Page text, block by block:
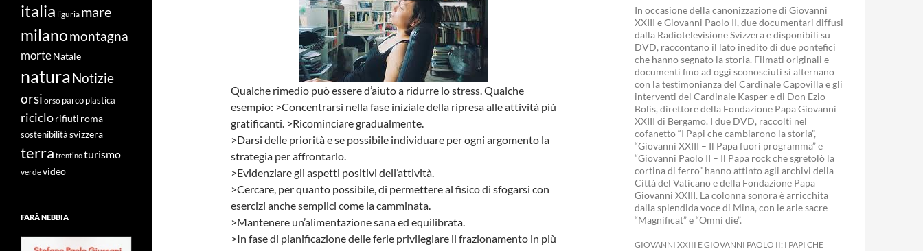
Qualche rimedio può essere d’aiuto a ridurre lo stress. Qualche
esempio: >Concentrarsi nella fase iniziale della ripresa alle attività più
gratificanti. >Ricominciare gradualmente.
>Darsi delle priorità e se possibile individuare per ogni argomento la
strategia per affrontarlo.
>Evidenziare gli aspetti positivi dell’attività.
>Cercare, per quanto possibile, di permettere al fisico di sfogarsi con
esercizi anche semplici come la camminata.
>Mantenere un’alimentazione sana ed equilibrata.
>In fase di pianificazione delle ferie privilegiare il frazionamento in più
In occasione della canonizzazione di Giovanni
XXIII e Giovanni Paolo II, due documentari diffusi
dalla Radiotelevisione Svizzera e disponibili su
DVD, raccontano il lato inedito di due pontefici
che hanno segnato la storia. Filmati originali e
documenti fino ad oggi sconosciuti si alternano
con la testimonianza del Cardinale Capovilla e gli
interventi del Cardinale Kasper e di Don Ezio
Bolis, direttore della Fondazione Papa Giovanni
XXIII di Bergamo. I due DVD, raccolti nel
cofanetto “I Papi che cambiarono la storia”,
“Giovanni XXIII – Il Papa fuori programma” e
“Giovanni Paolo II – Il Papa rock che sgretolò la
cortina di ferro” hanno attinto agli archivi della
Città del Vaticano e della Fondazione Papa
Giovanni XXIII. La colonna sonora è arricchita
dalla splendida voce di Mina, con le arie sacre
“Magnificat” e “Omni die”.
GIOVANNI XXIII E GIOVANNI PAOLO II: I PAPI CHE
italia liguria mare
milanomontagna
morteNatale
naturaNotizie
orsi orso parco plastica
riciclorifiuti roma
sostenibilità svizzera
terra trentinoturismo
verdevideo
FARÀ NEBBIA